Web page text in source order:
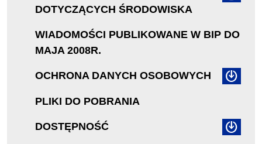
DOTYCZĄCYCH ŚRODOWISKA
WIADOMOŚCI PUBLIKOWANE W BIP DO
MAJA 2008R.
OCHRONA DANYCH OSOBOWYCH
PLIKI DO POBRANIA
DOSTĘPNOŚĆ